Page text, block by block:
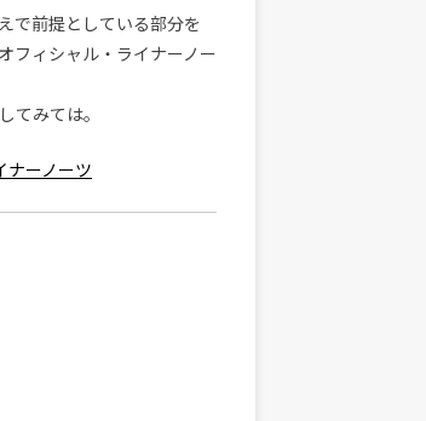
で前提としている部分を
フィシャル・ライナーノー
てみては。
ナーノーツ